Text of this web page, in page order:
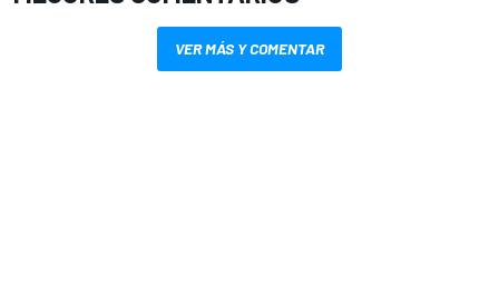
VER MÁS Y COMENTAR